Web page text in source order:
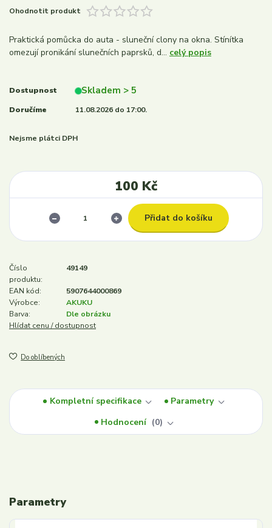
Ohodnotit produkt
Praktická pomůcka do auta - sluneční clony na okna. Stínítka
omezují pronikání slunečních paprsků, d... celý popis
Dostupnost Skladem > 5
Doručíme 11.08.2026 do 17:00.
Nejsme plátci DPH
100 Kč
Přidat do košíku
Číslo
produktu:
49149
EAN kód:
5907644000869
Výrobce:
AKUKU
Barva:
Dle obrázku
Hlídat cenu / dostupnost
Do oblíbených
Kompletní specifikace
Parametry
Hodnocení
0
Parametry